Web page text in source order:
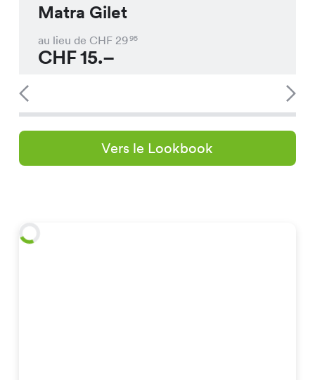
Matra Gilet
au lieu de CHF 2995
CHF15.–
Vers le Lookbook